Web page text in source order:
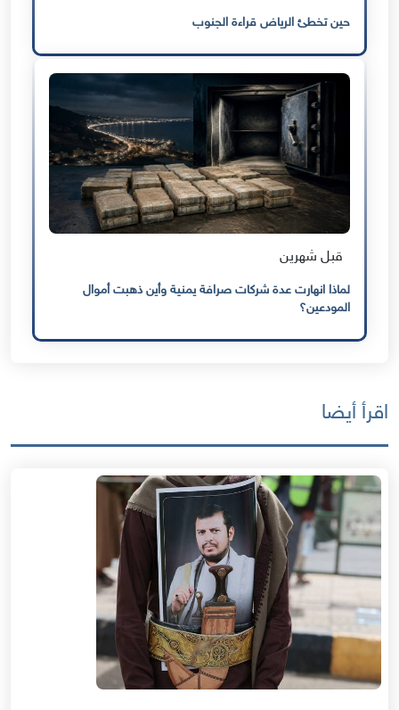
حين تخطئ الرياض قراءة الجنوب
قبل شهرين
لماذا انهارت عدة شركات صرافة يمنية وأين ذهبت أموال
المودعين؟
اقرأ أيضا